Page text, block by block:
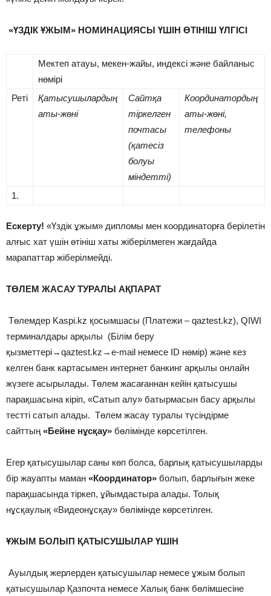
«ҮЗДІК ҰЖЫМ» НОМИНАЦИЯСЫ ҮШІН ӨТІНІШ ҮЛГІСІ
Мектеп атауы, мекен-жайы, индексі және байланыс
нөмірі
Реті
Қатысушылардың
аты-жөні
Сайтқа
тіркелген
почтасы
(қатесіз
болуы
міндетті)
Координатордың
аты-жөні,
телефоны
1.
Ескерту! «Үздік ұжым» дипломы мен координаторға берілетін
алғыс хат үшін өтініш хаты жіберілмеген жағдайда
марапаттар жіберілмейді.
ТӨЛЕМ ЖАСАУ ТУРАЛЫ АҚПАРАТ
Төлемдер Kaspi.kz қосымшасы (Платежи – qaztest.kz), QIWI
терминалдары арқылы (Білім беру
қызметтері→qaztest.kz→e-mail немесе ID нөмір) және кез
келген банк картасымен интернет банкинг арқылы онлайн
жүзеге асырылады. Төлем жасағаннан кейін қатысушы
парақшасына кіріп, «Сатып алу» батырмасын басу арқылы
тестті сатып алады. Төлем жасау туралы түсіндірме
сайттың «Бейне нұсқау» бөлімінде көрсетілген.
Егер қатысушылар саны көп болса, барлық қатысушыларды
бір жауапты маман «Координатор» болып, барлығын жеке
парақшасында тіркеп, ұйымдастыра алады. Толық
нұсқаулық «Видеонұсқау» бөлімінде көрсетілген.
ҰЖЫМ БОЛЫП ҚАТЫСУШЫЛАР ҮШІН
Ауылдық жерлерден қатысушылар немесе ұжым болып
қатысушылар Қазпочта немесе Халық банк бөлімшесіне